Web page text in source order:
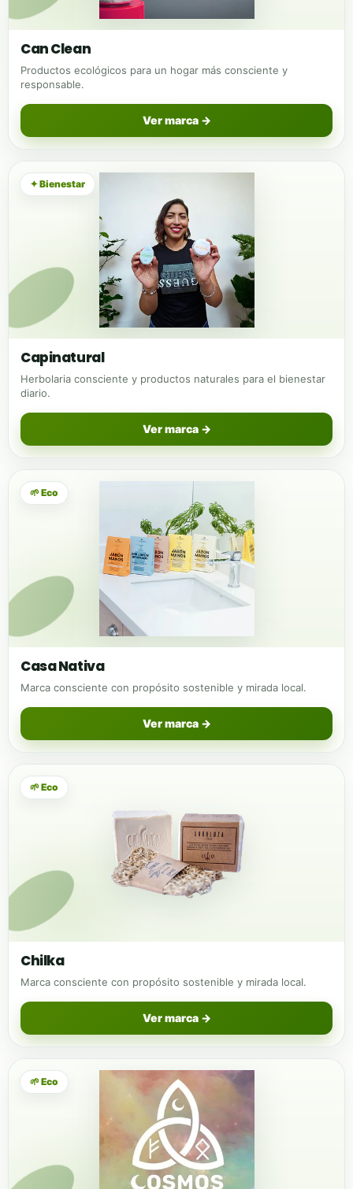
Can Clean
Productos ecológicos para un hogar más consciente y
responsable.
Ver marca →
✦ Bienestar
Capinatural
Herbolaria consciente y productos naturales para el bienestar
diario.
Ver marca →
🌱 Eco
Casa Nativa
Marca consciente con propósito sostenible y mirada local.
Ver marca →
🌱 Eco
Chilka
Marca consciente con propósito sostenible y mirada local.
Ver marca →
🌱 Eco